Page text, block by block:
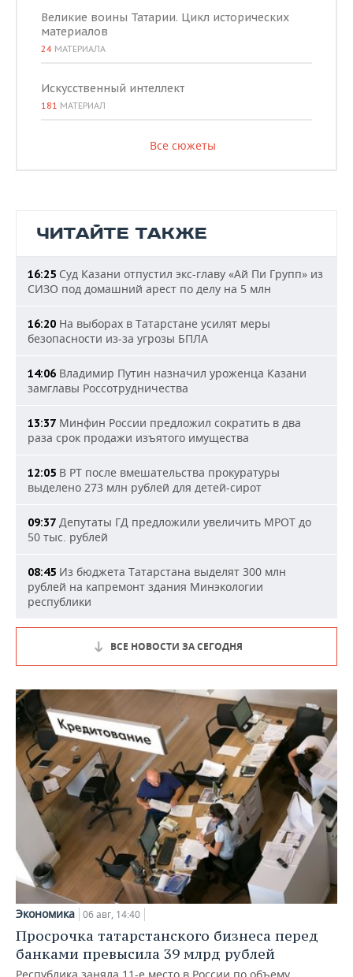
Великие воины Татарии. Цикл исторических
материалов
24 МАТЕРИАЛА
Искусственный интеллект
181 МАТЕРИАЛ
Все сюжеты
ЧИТАЙТЕ ТАКЖЕ
16:25 Суд Казани отпустил экс-главу «Ай Пи Групп» из
СИЗО под домашний арест по делу на 5 млн
16:20 На выборах в Татарстане усилят меры
безопасности из-за угрозы БПЛА
14:06 Владимир Путин назначил уроженца Казани
замглавы Россотрудничества
13:37 Минфин России предложил сократить в два
раза срок продажи изъятого имущества
12:05 В РТ после вмешательства прокуратуры
выделено 273 млн рублей для детей-сирот
09:37 Депутаты ГД предложили увеличить МРОТ до
50 тыс. рублей
08:45 Из бюджета Татарстана выделят 300 млн
рублей на капремонт здания Минэкологии
республики
ВСЕ НОВОСТИ ЗА СЕГОДНЯ
Экономика 06 авг, 14:40
Просрочка татарстанского бизнеса перед
банками превысила 39 млрд рублей